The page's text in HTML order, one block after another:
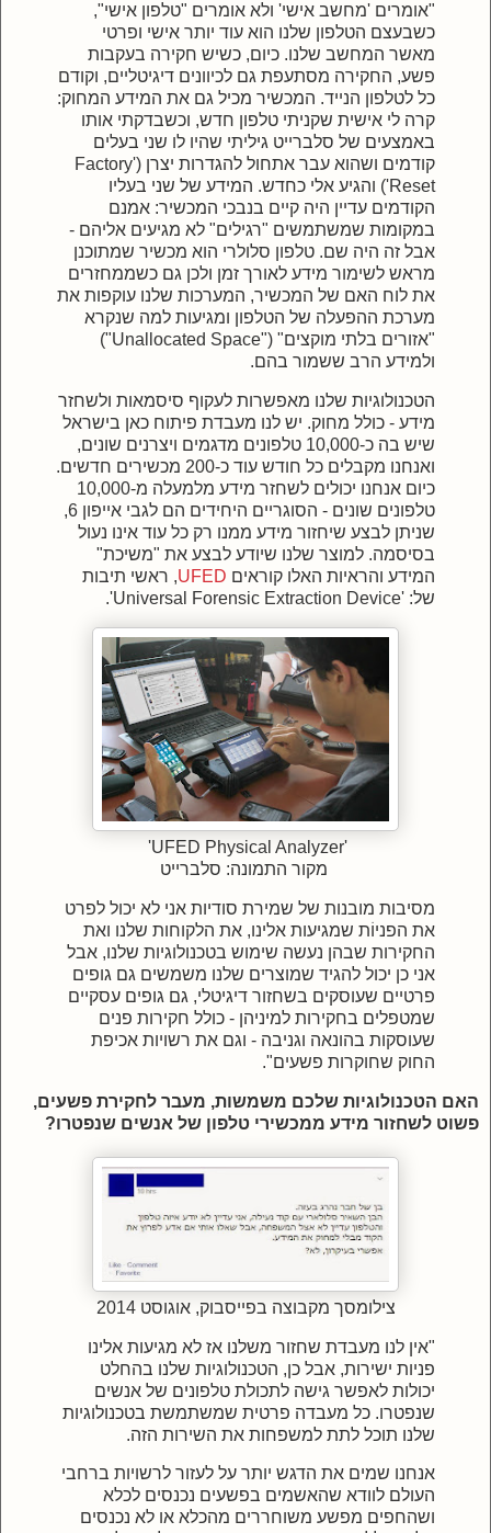
"אומרים 'מחשב אישי' ולא אומרים "טלפון אישי",
כשבעצם הטלפון שלנו הוא עוד יותר אישי ופרטי
מאשר המחשב שלנו. כיום, כשיש חקירה בעקבות
פשע, החקירה מסתעפת גם לכיוונים דיגיטליים, וקודם
כל לטלפון הנייד. המכשיר מכיל גם את המידע המחוק:
קרה לי אישית שקניתי טלפון חדש, וכשבדקתי אותו
באמצעים של סלברייט גיליתי שהיו לו שני בעלים
קודמים ושהוא עבר אתחול להגדרות יצרן ('Factory
Reset') והגיע אלי כחדש. המידע של שני בעליו
הקודמים עדיין היה קיים בנבכי המכשיר: אמנם
במקומות שמשתמשים "רגילים" לא מגיעים אליהם -
אבל זה היה שם. טלפון סלולרי הוא מכשיר שמתוכנן
מראש לשימור מידע לאורך זמן ולכן גם כשממחזרים
את לוח האם של המכשיר, המערכות שלנו עוקפות את
מערכת ההפעלה של הטלפון ומגיעות למה שנקרא
"אזורים בלתי מוקצים" ("Unallocated Space")
ולמידע הרב ששמור בהם.
הטכנולוגיות שלנו מאפשרות לעקוף סיסמאות ולשחזר
מידע - כולל מחוק. יש לנו מעבדת פיתוח כאן בישראל
שיש בה כ-10,000 טלפונים מדגמים ויצרנים שונים,
ואנחנו מקבלים כל חודש עוד כ-200 מכשירים חדשים.
כיום אנחנו יכולים לשחזר מידע מלמעלה מ-10,000
טלפונים שונים - הסוגריים היחידים הם לגבי אייפון 6,
שניתן לבצע שיחזור מידע ממנו רק כל עוד אינו נעול
בסיסמה. למוצר שלנו שיודע לבצע את "משיכת"
המידע והראיות האלו קוראים UFED, ראשי תיבות
של: 'Universal Forensic Extraction Device'.
'UFED Physical Analyzer'
מקור התמונה: סלברייט
מסיבות מובנות של שמירת סודיות אני לא יכול לפרט
את הפניוֹת שמגיעות אלינו, את הלקוחות שלנו ואת
החקירות שבהן נעשה שימוש בטכנולוגיות שלנו, אבל
אני כן יכול להגיד שמוצרים שלנו משמשים גם גופים
פרטיים שעוסקים בשחזור דיגיטלי, גם גופים עסקיים
שמטפלים בחקירות למיניהן - כולל חקירות פנים
שעוסקות בהונאה וגניבה - וגם את רשויות אכיפת
החוק שחוקרות פשעים".
האם הטכנולוגיות שלכם משמשות, מעבר לחקירת פשעים,
פשוט לשחזור מידע ממכשירי טלפון של אנשים שנפטרו?
צילומסך מקבוצה בפייסבוק, אוגוסט 2014
"אין לנו מעבדת שחזור משלנו אז לא מגיעות אלינו
פניות ישירות, אבל כן, הטכנולוגיות שלנו בהחלט
יכולות לאפשר גישה לתכולת טלפונים של אנשים
שנפטרו. כל מעבדה פרטית שמשתמשת בטכנולוגיות
שלנו תוכל לתת למשפחות את השירות הזה.
אנחנו שמים את הדגש יותר על לעזור לרשויות ברחבי
העולם לוודא שהאשמים בפשעים נכנסים לכלא
ושהחפים מפשע משוחררים מהכלא או לא נכנסים